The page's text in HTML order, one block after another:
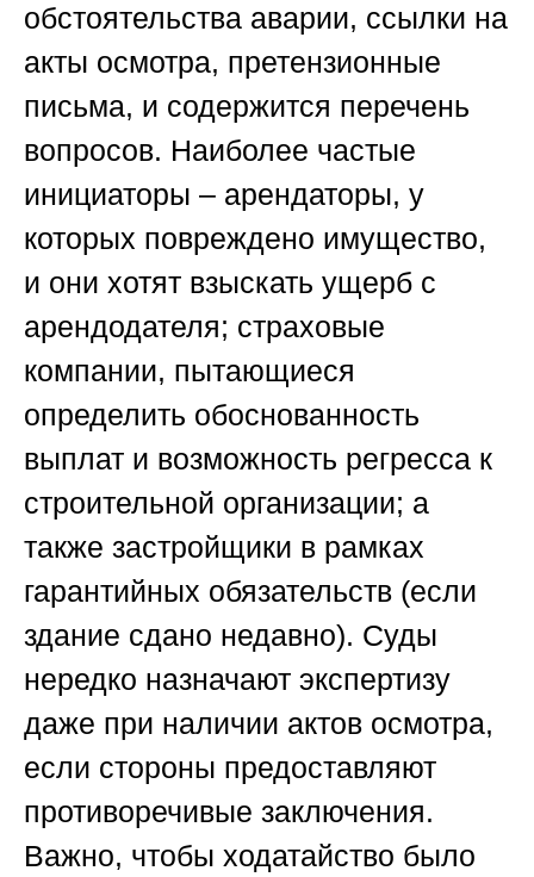
обстоятельства аварии, ссылки на
акты осмотра, претензионные
письма, и содержится перечень
вопросов. Наиболее частые
инициаторы – арендаторы, у
которых повреждено имущество,
и они хотят взыскать ущерб с
арендодателя; страховые
компании, пытающиеся
определить обоснованность
выплат и возможность регресса к
строительной организации; а
также застройщики в рамках
гарантийных обязательств (если
здание сдано недавно). Суды
нередко назначают экспертизу
даже при наличии актов осмотра,
если стороны предоставляют
противоречивые заключения.
Важно, чтобы ходатайство было